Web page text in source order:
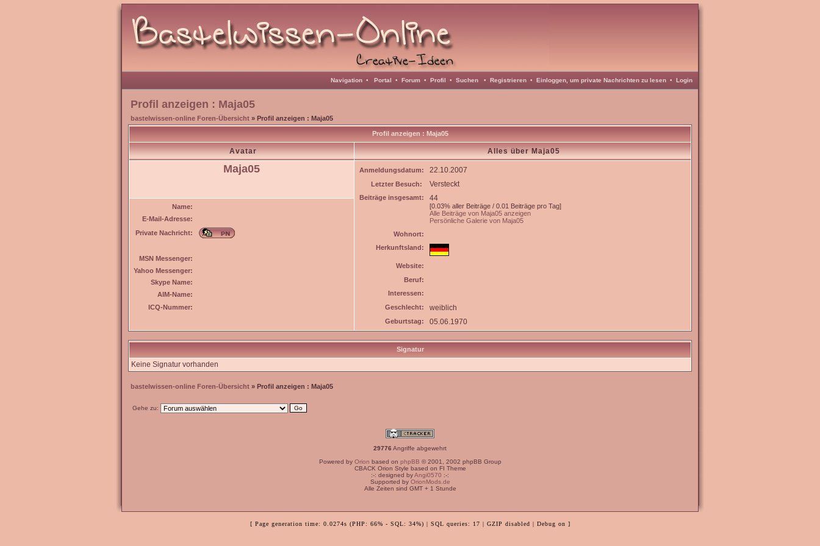
Navigation • Portal • Forum • Profil • Suchen • Registrieren • Einloggen, um private Nachrichten zu lesen • Login
Profil anzeigen : Maja05
bastelwissen-online Foren-Übersicht » Profil anzeigen : Maja05
Profil anzeigen : Maja05
Avatar Alles über Maja05
Maja05 Anmeldungsdatum: 22.10.2007
Letzter Besuch: Versteckt
Beiträge insgesamt: 44
[0.03% aller Beiträge / 0.01 Beiträge pro Tag]
Alle Beiträge von Maja05 anzeigen
Persönliche Galerie von Maja05
Wohnort:
Herkunftsland:
Website:
Beruf:
Interessen:
Geschlecht:
weiblich
Geburtstag: 05.06.1970
Name:
E-Mail-Adresse:
Private Nachricht:
MSN Messenger:
Yahoo Messenger:
Skype Name:
AIM-Name:
ICQ-Nummer:
Signatur
Keine Signatur vorhanden
bastelwissen-online Foren-Übersicht » Profil anzeigen : Maja05
Gehe zu:
29776 Angriffe abgewehrt
Powered by Orion based on phpBB © 2001, 2002 phpBB Group
CBACK Orion Style based on FI Theme
:-: designed byAngi0570 :-:
Supported by OrionMods.de
Alle Zeiten sind GMT + 1 Stunde
[ Page generation time: 0.0274s (PHP: 66% - SQL: 34%) | SQL queries: 17 | GZIP disabled | Debug on ]